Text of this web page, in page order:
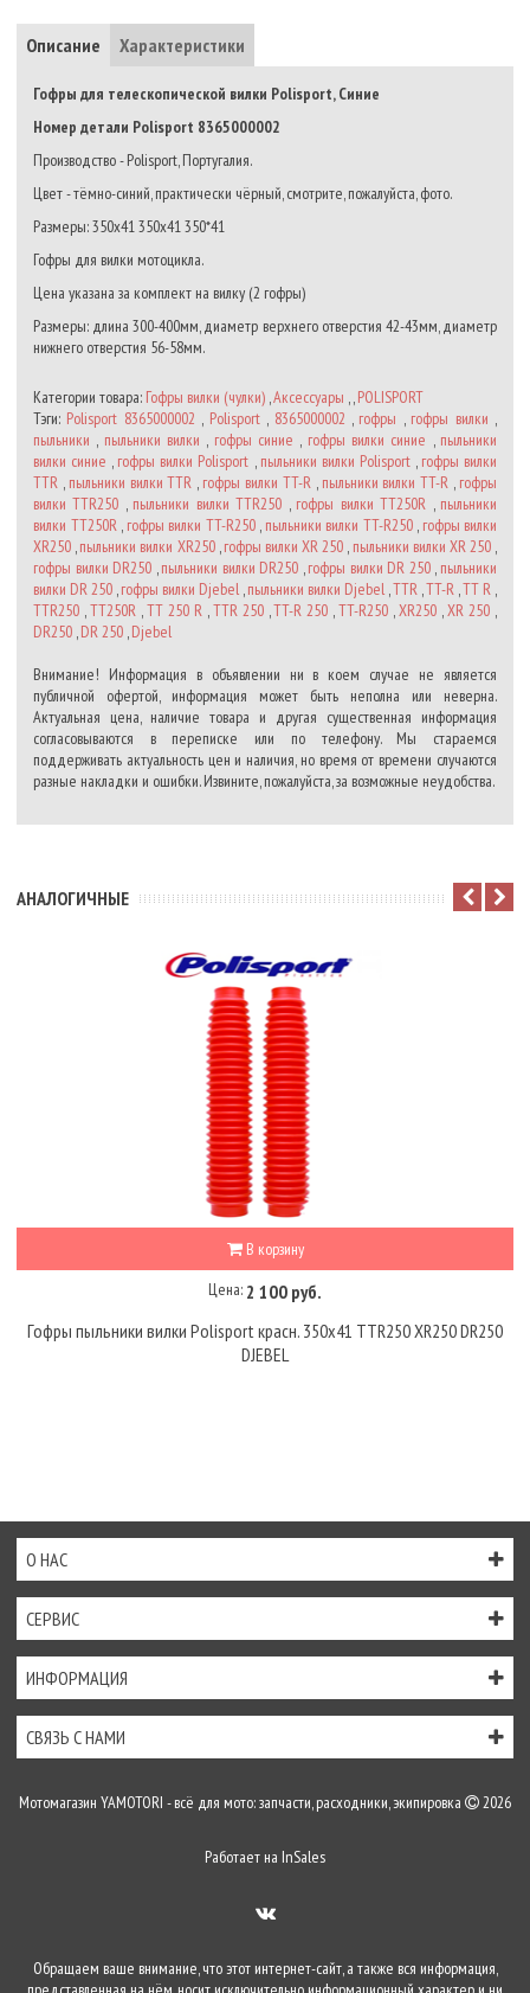
Описание Характеристики
Гофры для телескопической вилки Polisport, Синие
Номер детали Polisport 8365000002
Производство - Polisport, Португалия.
Цвет - тёмно-синий, практически чёрный, смотрите, пожалуйста, фото.
Размеры: 350х41 350x41 350*41
Гофры для вилки мотоцикла.
Цена указана за комплект на вилку (2 гофры)
Размеры: длина 300-400мм, диаметр верхнего отверстия 42-43мм, диаметр
нижнего отверстия 56-58мм.
Категории товара: Гофры вилки (чулки) ,Аксессуары , ,POLISPORT
Тэги: Polisport 8365000002 , Polisport, 8365000002 , гофры , гофры вилки ,
пыльники , пыльники вилки , гофры синие , гофры вилки синие , пыльники
вилки синие , гофры вилки Polisport , пыльники вилки Polisport, гофры вилки
TTR , пыльники вилки TTR , гофры вилки TT-R, пыльники вилки TT-R , гофры
вилки TTR250 , пыльники вилки TTR250 , гофры вилки TT250R , пыльники
вилки TT250R, гофры вилки TT-R250, пыльники вилки TT-R250, гофры вилки
XR250 ,пыльники вилки XR250,гофры вилки XR 250 , пыльники вилки XR 250,
гофры вилки DR250 ,пыльники вилки DR250 ,гофры вилки DR 250, пыльники
вилки DR 250 ,гофры вилки Djebel ,пыльники вилки Djebel ,TTR ,TT-R ,TT R ,
TTR250 ,TT250R,TT 250 R,TTR 250,TT-R 250 ,TT-R250 ,XR250 ,XR 250 ,
DR250 ,DR 250 ,Djebel
Внимание! Информация в объявлении ни в коем случае не является
публичной офертой, информация может быть неполна или неверна.
Актуальная цена, наличие товара и другая существенная информация
согласовываются в переписке или по телефону. Мы стараемся
поддерживать актуальность цен и наличия, но время от времени случаются
разные накладки и ошибки. Извините, пожалуйста, за возможные неудобства.
АНАЛОГИЧНЫЕ
В корзину
Цена: 2 100 руб.
Гофры пыльники вилки Polisport красн. 350х41 TTR250 XR250 DR250
DJEBEL
О НАС
СЕРВИС
ИНФОРМАЦИЯ
СВЯЗЬ С НАМИ
Мотомагазин YAMOTORI - всё для мото: запчасти, расходники, экипировка 2026
Работает на InSales
Обращаем ваше внимание, что этот интернет-сайт, а также вся информация,